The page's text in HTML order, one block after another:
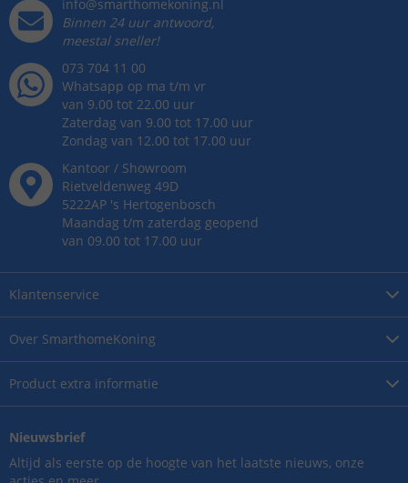
Over SmarthomeKoning
Product extra informatie
Klantenservice
info@smarthomekoning.nl
Binnen 24 uur antwoord,
meestal sneller!
073 704 11 00
Whatsapp op ma t/m vr
van 9.00 tot 22.00 uur
Zaterdag van 9.00 tot 17.00 uur
Zondag van 12.00 tot 17.00 uur
Kantoor / Showroom
Rietveldenweg 49D
5222AP 's Hertogenbosch
Maandag t/m zaterdag geopend
van 09.00 tot 17.00 uur
Nieuwsbrief
Altijd als eerste op de hoogte van het laatste nieuws, onze